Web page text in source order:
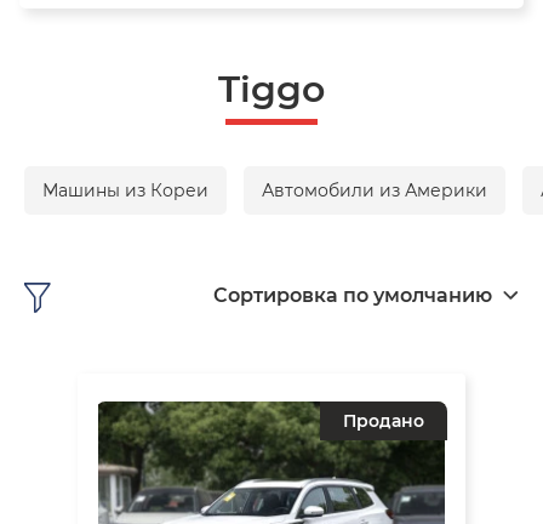
Tiggo
Машины из Кореи Автомобили из Америки
Сортировка по умолчанию
Продано